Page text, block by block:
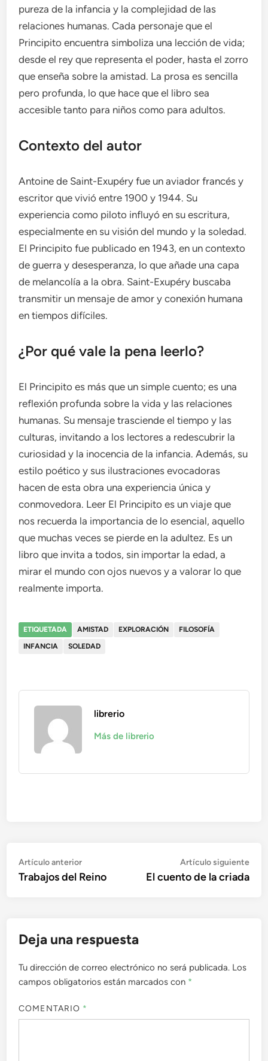
pureza de la infancia y la complejidad de las
relaciones humanas. Cada personaje que el
Principito encuentra simboliza una lección de vida;
desde el rey que representa el poder, hasta el zorro
que enseña sobre la amistad. La prosa es sencilla
pero profunda, lo que hace que el libro sea
accesible tanto para niños como para adultos.
Contexto del autor
Antoine de Saint-Exupéry fue un aviador francés y
escritor que vivió entre 1900 y 1944. Su
experiencia como piloto influyó en su escritura,
especialmente en su visión del mundo y la soledad.
El Principito fue publicado en 1943, en un contexto
de guerra y desesperanza, lo que añade una capa
de melancolía a la obra. Saint-Exupéry buscaba
transmitir un mensaje de amor y conexión humana
en tiempos difíciles.
¿Por qué vale la pena leerlo?
El Principito es más que un simple cuento; es una
reflexión profunda sobre la vida y las relaciones
humanas. Su mensaje trasciende el tiempo y las
culturas, invitando a los lectores a redescubrir la
curiosidad y la inocencia de la infancia. Además, su
estilo poético y sus ilustraciones evocadoras
hacen de esta obra una experiencia única y
conmovedora. Leer El Principito es un viaje que
nos recuerda la importancia de lo esencial, aquello
que muchas veces se pierde en la adultez. Es un
libro que invita a todos, sin importar la edad, a
mirar el mundo con ojos nuevos y a valorar lo que
realmente importa.
ETIQUETADA AMISTAD EXPLORACIÓN
FILOSOFÍA
INFANCIA
SOLEDAD
librerio
Más de librerio
Navegación
de
Artículo anteriorArtículo
anterior:
Trabajos del Reino
Artículo siguiente
El cuento de la criada
Deja una respuesta
Tu dirección de correo electrónico no será publicada. Los
campos obligatorios están marcados con *
COMENTARIO *